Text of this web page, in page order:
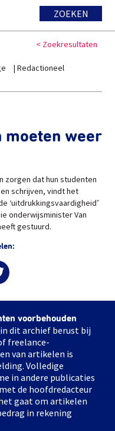
ZOEKEN
< Zoekresultaten
Redactioneel
moeten weer
zorgen dat hun studenten
schrijven, vindt het
‘uitdrukkingsvaardigheid’
onderwijsminister Van
gestuurd.
voorbehouden
dit archief berust bij
freelance-
van artikelen is
Volledige
in andere publicaties
de hoofdredacteur
gaat om artikelen
in rekening